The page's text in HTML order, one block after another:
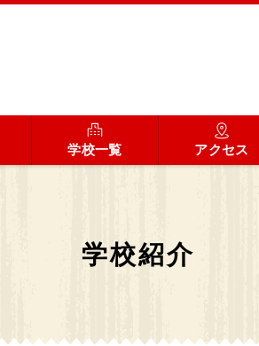
学校一覧 アクセス
学校紹介